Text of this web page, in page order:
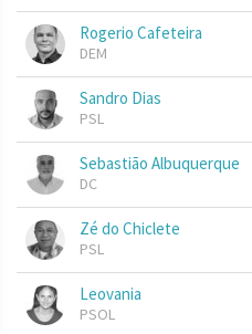
Rogerio Cafeteira
DEM
Sandro Dias
PSL
Sebastião Albuquerque
DC
Zé do Chiclete
PSL
Leovania
PSOL